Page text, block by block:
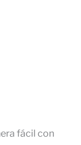
fácil con